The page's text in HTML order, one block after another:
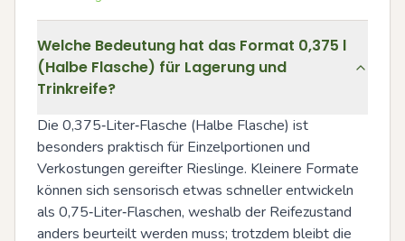
Welche Bedeutung hat das Format 0,375 l
(Halbe Flasche) für Lagerung und
Trinkreife?
Die 0,375‑Liter‑Flasche (Halbe Flasche) ist
besonders praktisch für Einzelportionen und
Verkostungen gereifter Rieslinge. Kleinere Formate
können sich sensorisch etwas schneller entwickeln
als 0,75‑Liter‑Flaschen, weshalb der Reifezustand
anders beurteilt werden muss; trotzdem bleibt die